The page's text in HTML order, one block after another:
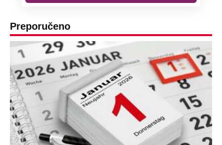
Preporučeno